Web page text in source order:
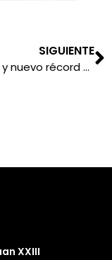
SIGUIENTE
¡Triunfos y nuevo récord en el ADECORE de atletismo!
XXIII